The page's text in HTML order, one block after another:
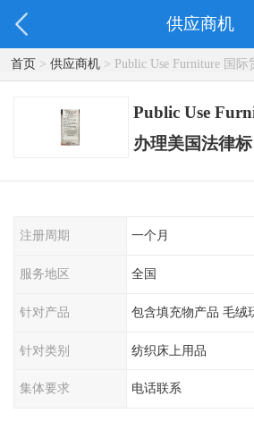
供应商机
首页> 供应商机> Public Use Furniture 国
律标签服务
Public Use
办理美国法律
注册周期 一个月
服务地区 全国
针对产品 包含填充物产品 毛绒
针对类别 纺织床上用品
集体要求 电话联系